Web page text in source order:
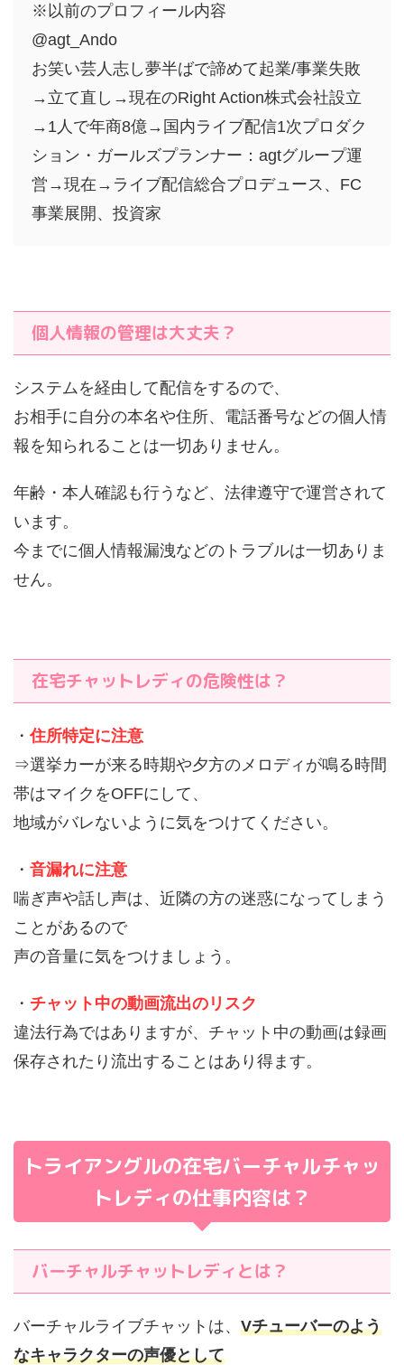
※以前のプロフィール内容
@agt_Ando
お笑い芸人志し夢半ばで諦めて起業/事業失敗
→立て直し→現在のRight Action株式会社設立
→1人で年商8億→国内ライブ配信1次プロダク
ション・ガールズプランナー：agtグループ運
営→現在→ライブ配信総合プロデュース、FC
事業展開、投資家
個人情報の管理は大丈夫？
システムを経由して配信をするので、
お相手に自分の本名や住所、電話番号などの個人情
報を知られることは一切ありません。
年齢・本人確認も行うなど、法律遵守で運営されて
います。
今までに個人情報漏洩などのトラブルは一切ありま
せん。
在宅チャットレディの危険性は？
・住所特定に注意
⇒選挙カーが来る時期や夕方のメロディが鳴る時間
帯はマイクをOFFにして、
地域がバレないように気をつけてください。
・ 音漏れに注意
喘ぎ声や話し声は、近隣の方の迷惑になってしまう
ことがあるので
声の音量に気をつけましょう。
・ チャット中の動画流出のリスク
違法行為ではありますが、チャット中の動画は録画
保存されたり流出することはあり得ます。
トライアングルの在宅バーチャルチャッ
トレディの仕事内容は？
バーチャルチャットレディとは？
バーチャルライブチャットは、 Vチューバーのよう
なキャラクターの声優として